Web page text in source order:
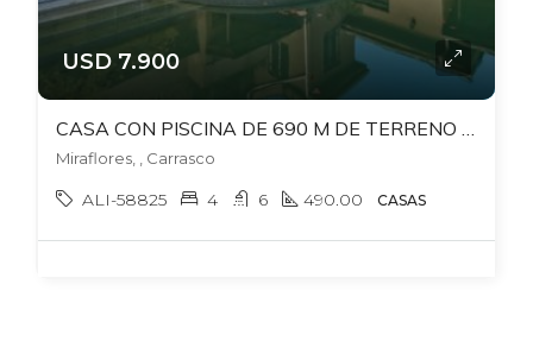
USD 7.900
Miraflores, , Carrasco
ALI-58825 4 6 490.00 CASAS